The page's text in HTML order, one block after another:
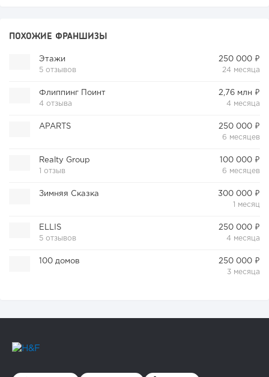
ПОХОЖИЕ ФРАНШИЗЫ
Этажи
5 отзывов
250 000 ₽
24 месяца
Флиппинг Поинт
4 отзыва
2,76 млн ₽
4 месяца
APARTS
250 000 ₽
6 месяцев
Realty Group
1 отзыв
100 000 ₽
6 месяцев
Зимняя Сказка
300 000 ₽
1 месяц
ELLIS
5 отзывов
250 000 ₽
4 месяца
100 домов
250 000 ₽
3 месяца